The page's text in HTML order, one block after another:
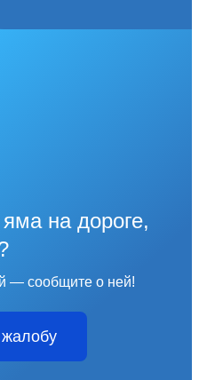
на дороге,
— сообщите о ней!